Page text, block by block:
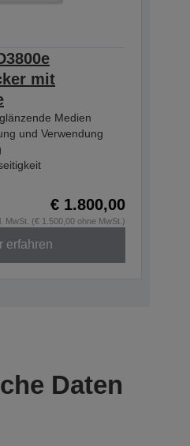
mit
Medien
und Verwendung
€ 1.800,00
MwSt. (€ 1.500,00 ohne MwSt.)
erfahren
Daten